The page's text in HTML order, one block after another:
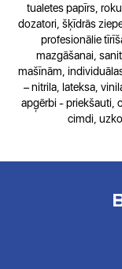
tualetes papīrs,
dozatori, šķīdrās
profesionālie
mazgāšanai,
mašīnām,
– nitrila, lateksa,
apģērbi - priekšauti,
cimdi,